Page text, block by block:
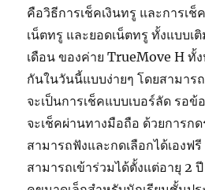
คือวิธีการเช็คเงินทรู และการเ
เน็ตทรู และยอดเน็ตทรู ทั้งแบบเ
เดือน ของค่าย TrueMove H ทั้
กันในวันนี้แบบง่ายๆ โดยสามาร
จะเป็นการเช็คแบบเบอร์ลัด รอ
จะเช็คผ่านทางมือถือ ด้วยการก
สามารถฟังและกดเลือกได้เองฟ
สามารถเข้าร่วมได้ตั้งแต่อายุ 2